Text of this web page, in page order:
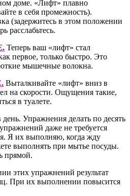
доме. «Лифт» плавно
в себя промежность).
(задержитесь в этом положении
расслабьтесь.
Теперь ваш «лифт» стал
первое, только быстро. Это
мышечные волокна.
Выталкивайте «лифт» вниз в
на скорости. Ощущения такие,
в туалете.
день. Упражнения делать по десять
даже не требуется
Я их выполняю, когда жду
выполнять при мытье посуды.
прямой.
этих упражнений результат
При их выполнении повысится